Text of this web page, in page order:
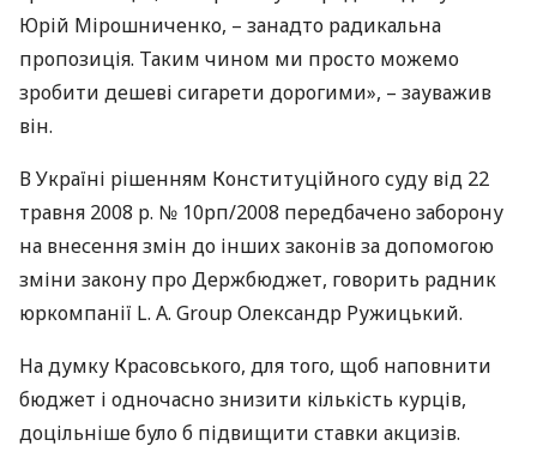
Юрій Мірошниченко, – занадто радикальна
пропозиція. Таким чином ми просто можемо
зробити дешеві сигарети дорогими», – зауважив
він.
В Україні рішенням Конституційного суду від 22
травня 2008 р. № 10рп/2008 передбачено заборону
на внесення змін до інших законів за допомогою
зміни закону про Держбюджет, говорить радник
юркомпанії L. A. Group Олександр Ружицький.
На думку Красовського, для того, щоб наповнити
бюджет і одночасно знизити кількість курців,
доцільніше було б підвищити ставки акцизів.